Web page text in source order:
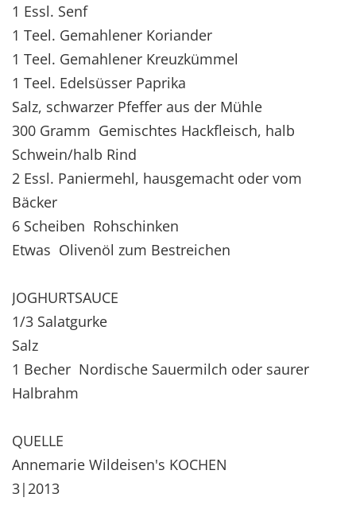
1 Essl. Senf
1 Teel. Gemahlener Koriander
1 Teel. Gemahlener Kreuzkümmel
1 Teel. Edelsüsser Paprika
Salz, schwarzer Pfeffer aus der Mühle
300 Gramm Gemischtes Hackfleisch, halb
Schwein/halb Rind
2 Essl. Paniermehl, hausgemacht oder vom
Bäcker
6 Scheiben Rohschinken
Etwas Olivenöl zum Bestreichen
JOGHURTSAUCE
1/3 Salatgurke
Salz
1 Becher Nordische Sauermilch oder saurer
Halbrahm
QUELLE
Annemarie Wildeisen's KOCHEN
3|2013